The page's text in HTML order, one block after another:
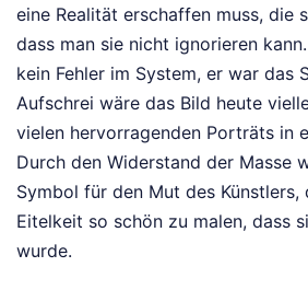
eine Realität erschaffen muss, die
dass man sie nicht ignorieren
kein Fehler im System, er war das
Aufschrei wäre das Bild heute
vielen hervorragenden Porträts in
Durch den Widerstand der Masse
Symbol für den Mut des
Eitelkeit so schön zu malen, dass
wurde.